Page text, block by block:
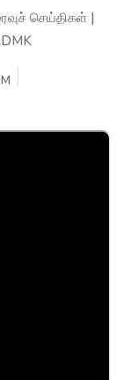
செய்திகள் |